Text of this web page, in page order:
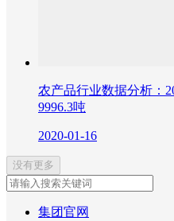
农产品行业数据分析：
9996.3吨
2020-01-16
没有更多
集团官网